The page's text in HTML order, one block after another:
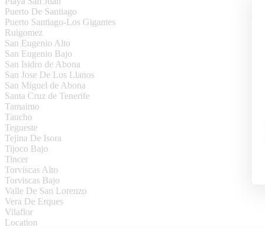
Puerto De Santiago
Puerto Santiago-Los Gigantes
Ruigomez
San Eugenio Alto
San Eugenio Bajo
San Isidro de Abona
San Jose De Los Llanos
San Miguel de Abona
Santa Cruz de Tenerife
Tamaimo
Taucho
Tegueste
Tejina De Isora
Tijoco Bajo
Tincer
Torviscas Alto
Torviscas Bajo
Valle De San Lorenzo
Vera De Erques
Vilaflor
Location